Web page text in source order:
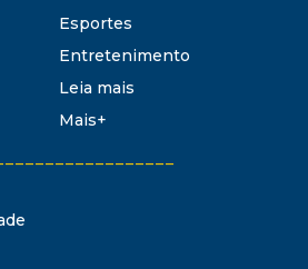
Esportes
Entretenimento
Leia mais
Mais+